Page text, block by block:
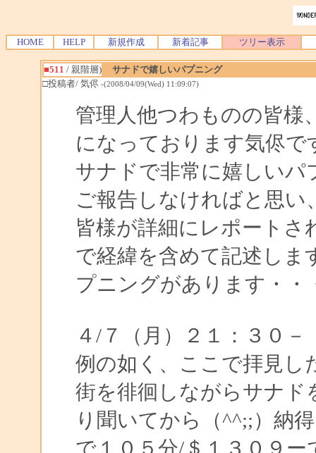
HOME HELP 新規作成 新着記事 ツリー表示
■511 / 親階層)
サナドで嬉しいパプニング
□投稿者/ 気侭 -(2008/04/09(Wed) 11:09:07)
管理人他つわものの皆様
になっております気侭で
サナドで非常に嬉しい
ご報告しなければと思
皆様が詳細にレポート
で経緯を含めて記述しま
プニングがあります・・
４/７（月）２１：３
例の如く、ここで拝見し
街を徘徊しながらサナド
り聞いてから（^^;;）納
で１０５分/＄１３０９ー